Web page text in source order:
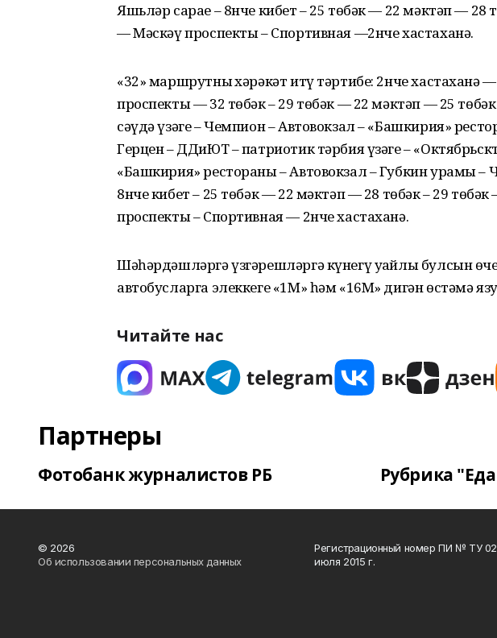
Яшьләр сарае – 8нче кибет – 25 төбәк — 22 мәктәп — 28
— Мәскәү проспекты – Спортивная —2нче хастаханә.
«32» маршрутның хәрәкәт итү тәртибе: 2нче
проспекты — 32 төбәк – 29 төбәк — 22 мәктәп — 25
сәүдә үзәге – Чемпион – Автовокзал – «Башкирия»
Герцен – ДДиЮТ – патриотик тәрбия үзәге –
«Башкирия» рестораны – Автовокзал – Губкин урамы –
8нче кибет – 25 төбәк — 22 мәктәп — 28 төбәк – 29
проспекты – Спортивная — 2нче хастаханә.
Шәһәрдәшләргә үзгәрешләргә күнегү уңайлы булсын
автобусларга элеккеге «1М» һәм «16М» дигән өстәмә
Читайте нас
Партнеры
Фотобанк журналистов РБ Рубрика
© 2026
Об использовании персональных данных
Регистрационный номер ПИ № ТУ
июля 2015 г.